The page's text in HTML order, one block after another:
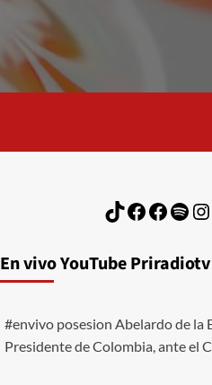
TikTok
Facebook
En vivo YouTube Priradiotv
#envivo posesion Abelardo de la
Presidente de Colombia, ante el